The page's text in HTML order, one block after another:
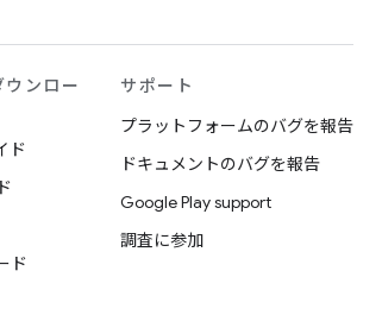
ウンロー
ド
ド
サポート
プラットフォームのバグを報告
ドキュメントのバグを報告
Google Play support
調査に参加